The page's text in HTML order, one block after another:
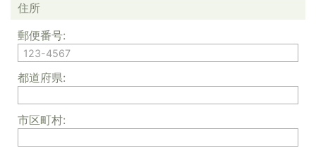
住所
郵便番号:
都道府県:
市区町村: